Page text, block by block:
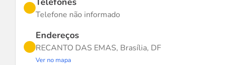
Telefone não informado
Endereços
RECANTO DAS EMAS, Brasília, DF
Ver no mapa